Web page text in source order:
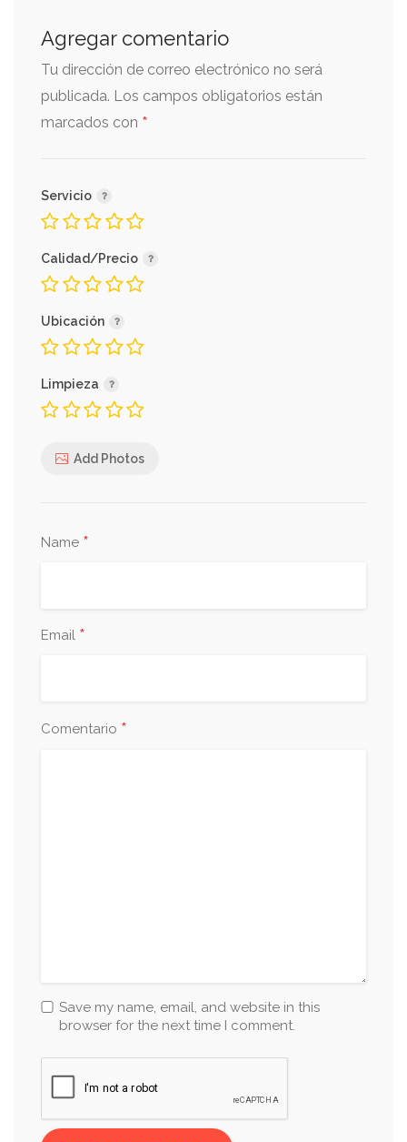
Agregar comentario
Tu dirección de correo electrónico no será
publicada. Los campos obligatorios están
marcados con *
Servicio
Calidad/Precio
Ubicación
Limpieza
Add Photos
Name *
Email *
Comentario *
Save my name, email, and website in this
browser for the next time I comment.